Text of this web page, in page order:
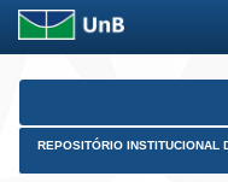
Skip
REPOSITÓRIO INSTITUCIONAL